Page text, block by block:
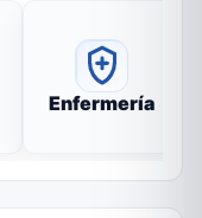
Enfermería